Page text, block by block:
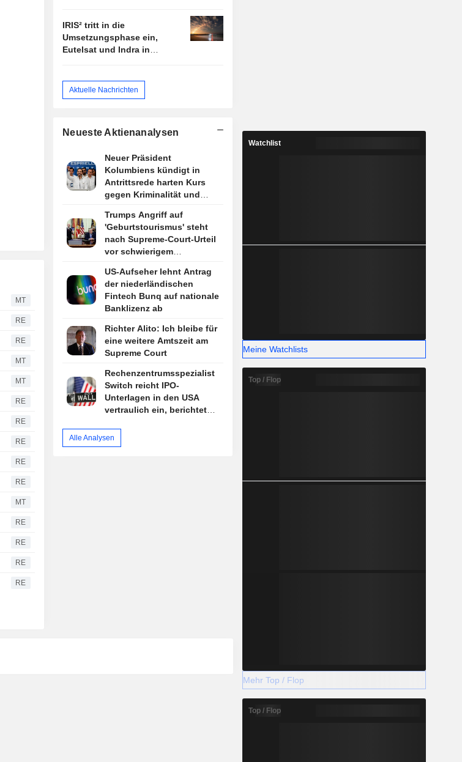
MT
RE
RE
MT
MT
RE
RE
RE
RE
RE
MT
RE
RE
RE
RE
IRIS² tritt in die
Umsetzungsphase ein,
Eutelsat und Indra in
Aktuelle Nachrichten
Neueste Aktienanalysen
Neuer Präsident
Kolumbiens kündigt in
Antrittsrede harten Kurs
gegen Kriminalität und
an
Trumps Angriff auf
'Geburtstourismus' steht
nach Supreme-Court-Urteil
vor schwierigem
US-Aufseher lehnt Antrag
der niederländischen
Fintech Bunq auf nationale
Banklizenz ab
Richter Alito: Ich bleibe für
eine weitere Amtszeit am
Supreme Court
Rechenzentrumsspezialist
Switch reicht IPO-
Unterlagen in den USA
vertraulich ein, berichtet
Alle Analysen
Watchlist
Meine Watchlists
Top / Flop
Mehr Top / Flop
Top / Flop